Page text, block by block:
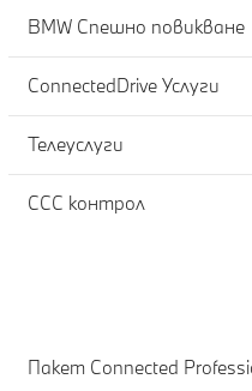
BMW Спешно повикване
ConnectedDrive Услуги
Телеуслуги
CCC контрол
Пакет Connected